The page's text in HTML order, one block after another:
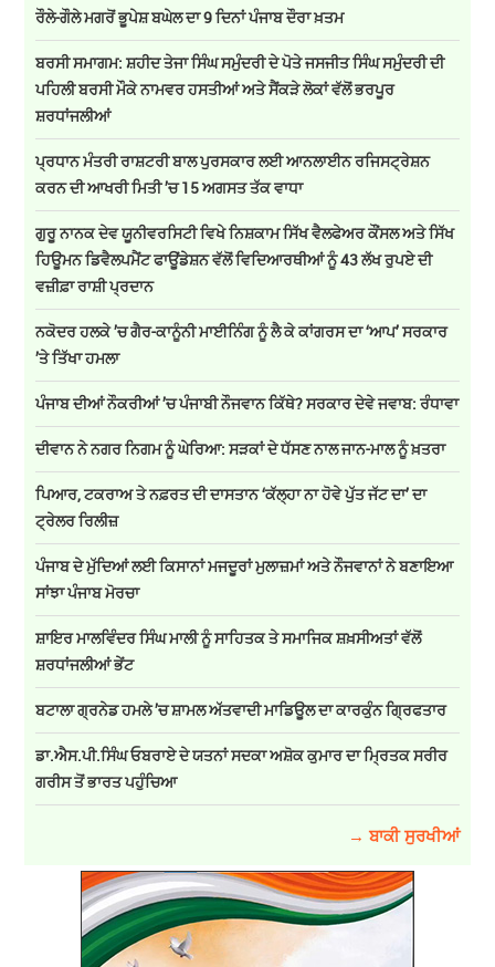
ਰੌਲੇ-ਗੌਲੇ ਮਗਰੋਂ ਭੂਪੇਸ਼ ਬਘੇਲ ਦਾ 9 ਦਿਨਾਂ ਪੰਜਾਬ ਦੌਰਾ ਖ਼ਤਮ
ਬਰਸੀ ਸਮਾਗਮ: ਸ਼ਹੀਦ ਤੇਜਾ ਸਿੰਘ ਸਮੁੰਦਰੀ ਦੇ ਪੋਤੇ ਜਸਜੀਤ ਸਿੰਘ ਸਮੁੰਦਰੀ ਦੀ
ਪਹਿਲੀ ਬਰਸੀ ਮੌਕੇ ਨਾਮਵਰ ਹਸਤੀਆਂ ਅਤੇ ਸੈਂਕੜੇ ਲੋਕਾਂ ਵੱਲੋਂ ਭਰਪੂਰ
ਸ਼ਰਧਾਂਜਲੀਆਂ
ਪ੍ਰਧਾਨ ਮੰਤਰੀ ਰਾਸ਼ਟਰੀ ਬਾਲ ਪੁਰਸਕਾਰ ਲਈ ਆਨਲਾਈਨ ਰਜਿਸਟ੍ਰੇਸ਼ਨ
ਕਰਨ ਦੀ ਆਖਰੀ ਮਿਤੀ ’ਚ 15 ਅਗਸਤ ਤੱਕ ਵਾਧਾ
ਗੁਰੂ ਨਾਨਕ ਦੇਵ ਯੂਨੀਵਰਸਿਟੀ ਵਿਖੇ ਨਿਸ਼ਕਾਮ ਸਿੱਖ ਵੈਲਫੇਅਰ ਕੌਂਸਲ ਅਤੇ ਸਿੱਖ
ਹਿਊਮਨ ਡਿਵੈਲਪਮੈਂਟ ਫਾਊਂਡੇਸ਼ਨ ਵੱਲੋਂ ਵਿਦਿਆਰਥੀਆਂ ਨੂੰ 43 ਲੱਖ ਰੁਪਏ ਦੀ
ਵਜ਼ੀਫ਼ਾ ਰਾਸ਼ੀ ਪ੍ਰਦਾਨ
ਨਕੋਦਰ ਹਲਕੇ ’ਚ ਗੈਰ-ਕਾਨੂੰਨੀ ਮਾਈਨਿੰਗ ਨੂੰ ਲੈ ਕੇ ਕਾਂਗਰਸ ਦਾ ‘ਆਪ’ ਸਰਕਾਰ
’ਤੇ ਤਿੱਖਾ ਹਮਲਾ
ਪੰਜਾਬ ਦੀਆਂ ਨੌਕਰੀਆਂ ’ਚ ਪੰਜਾਬੀ ਨੌਜਵਾਨ ਕਿੱਥੇ? ਸਰਕਾਰ ਦੇਵੇ ਜਵਾਬ: ਰੰਧਾਵਾ
ਦੀਵਾਨ ਨੇ ਨਗਰ ਨਿਗਮ ਨੂੰ ਘੇਰਿਆ: ਸੜਕਾਂ ਦੇ ਧੱਸਣ ਨਾਲ ਜਾਨ-ਮਾਲ ਨੂੰ ਖ਼ਤਰਾ
ਪਿਆਰ, ਟਕਰਾਅ ਤੇ ਨਫ਼ਰਤ ਦੀ ਦਾਸਤਾਨ ‘ਕੱਲ੍ਹਾ ਨਾ ਹੋਵੇ ਪੁੱਤ ਜੱਟ ਦਾ’ ਦਾ
ਟ੍ਰੇਲਰ ਰਿਲੀਜ਼
ਪੰਜਾਬ ਦੇ ਮੁੱਦਿਆਂ ਲਈ ਕਿਸਾਨਾਂ ਮਜਦੂਰਾਂ ਮੁਲਾਜ਼ਮਾਂ ਅਤੇ ਨੌਜਵਾਨਾਂ ਨੇ ਬਣਾਇਆ
ਸਾਂਝਾ ਪੰਜਾਬ ਮੋਰਚਾ
ਸ਼ਾਇਰ ਮਾਲਵਿੰਦਰ ਸਿੰਘ ਮਾਲੀ ਨੂੰ ਸਾਹਿਤਕ ਤੇ ਸਮਾਜਿਕ ਸ਼ਖ਼ਸੀਅਤਾਂ ਵੱਲੋਂ
ਸ਼ਰਧਾਂਜਲੀਆਂ ਭੇਂਟ
ਬਟਾਲਾ ਗ੍ਰਨੇਡ ਹਮਲੇ ’ਚ ਸ਼ਾਮਲ ਅੱਤਵਾਦੀ ਮਾਡਿਊਲ ਦਾ ਕਾਰਕੁੰਨ ਗ੍ਰਿਫਤਾਰ
ਡਾ.ਐਸ.ਪੀ.ਸਿੰਘ ਓਬਰਾਏ ਦੇ ਯਤਨਾਂ ਸਦਕਾ ਅਸ਼ੋਕ ਕੁਮਾਰ ਦਾ ਮ੍ਰਿਤਕ ਸਰੀਰ
ਗਰੀਸ ਤੋਂ ਭਾਰਤ ਪਹੁੰਚਿਆ
→ ਬਾਕੀ ਸੁਰਖੀਆਂ